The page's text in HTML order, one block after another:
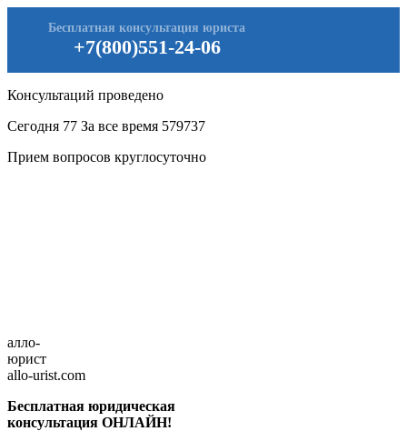
+7(800)551-24-06
Бесплатная консультация юриста
Консультаций проведено
Сегодня 77 За все время 579737
Прием вопросов круглосуточно
алло-
юрист
allo-urist.com
Бесплатная юридическая
консультация ОНЛАЙН!